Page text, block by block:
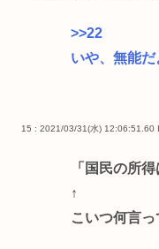
>>22
いや、無能だ
15 : 2021/03/31(水) 12:06:51.60
「国民の所得
↑
こいつ何言